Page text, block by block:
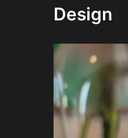
Design